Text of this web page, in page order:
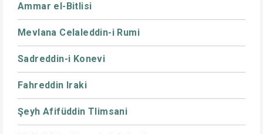
Ammar el-Bitlisi
Mevlana Celaleddin-i Rumi
Sadreddin-i Konevi
Fahreddin Iraki
Şeyh Afifüddin Tlimsani